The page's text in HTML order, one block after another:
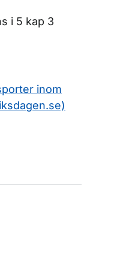
i 5 kap 3
inom